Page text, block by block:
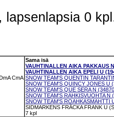
lapsenlapsia 0
CmA
Sama isä
VAUHTINALLEN AIKA PAKKAUS
VAUHTINALLEN AIKA EPELI U
SNOW TEAM'S QUENTIN
SNOW TEAM'S QUINCY JONES U
SNOW TEAM'S QUE SERA N
SNOW TEAM'S RAHKISVUOHTA N
SNOW TEAM'S ROAHKASMAHTTI
SIDMARKENS FRÄCKA FRANK U
7 kpl